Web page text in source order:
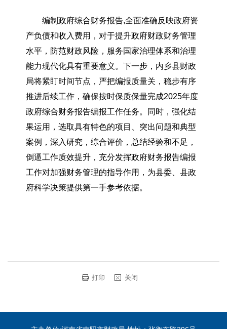
编制政府综合财务报告,全面准确反映政府资
产负债和收入费用，对于提升政府财政财务管理
水平，防范财政风险，服务国家治理体系和治理
能力现代化具有重要意义。下一步，内乡县财政
局将紧盯时间节点，严把编报质量关，稳步有序
推进后续工作，确保按时保质保量完成2025年度
政府综合财务报告编报工作任务。同时，强化结
果运用，选取具有特色的项目、突出问题和典型
案例，深入研究，综合评价，总结经验和不足，
倒逼工作质效提升，充分发挥政府财务报告编报
工作对加强财务管理的指导作用，为县委、县政
府科学决策提供第一手参考依据。
打印 关闭